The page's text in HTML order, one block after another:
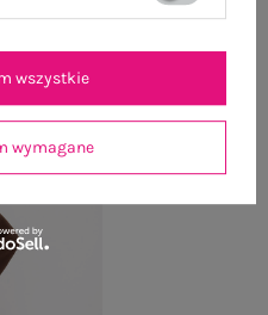
Zobacz wszystko
wymagane
wszystkie